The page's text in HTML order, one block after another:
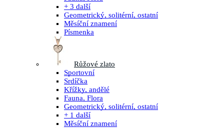
+ 3 další
Geometrický, solitérní, ostatní
Měsíční znamení
Písmenka
Růžové zlato
Sportovní
Srdíčka
Křížky, andělé
Fauna, Flora
Geometrický, solitérní, ostatní
+ 1 další
Měsíční znamení